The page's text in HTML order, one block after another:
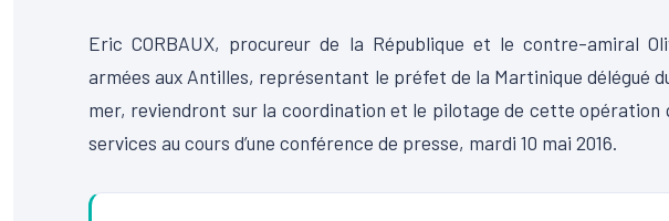
Eric CORBAUX, procureur de la République et le contre-amiral
armées aux Antilles, représentant le préfet de la Martinique délégué
mer, reviendront sur la coordination et le pilotage de cette opération
services au cours d’une conférence de presse, mardi 10 mai 2016.